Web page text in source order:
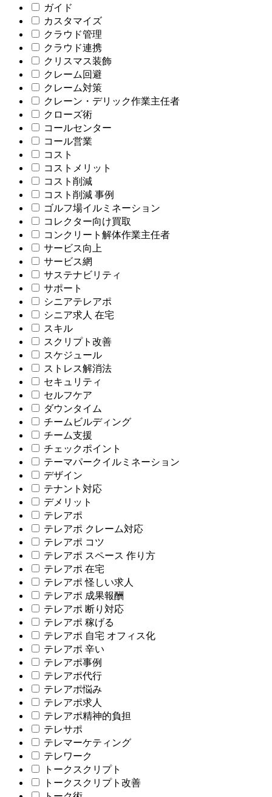
ガイド
カスタマイズ
クラウド管理
クラウド連携
クリスマス装飾
クレーム回避
クレーム対策
クレーン・デリック作業主任者
クローズ術
コールセンター
コール営業
コスト
コストメリット
コスト削減
コスト削減 事例
ゴルフ場イルミネーション
コレクター向け買取
コンクリート解体作業主任者
サービス向上
サービス網
サステナビリティ
サポート
シニアテレアポ
シニア求人 在宅
スキル
スクリプト改善
スケジュール
ストレス解消法
セキュリティ
セルフケア
ダウンタイム
チームビルディング
チーム支援
チェックポイント
テーマパークイルミネーション
デザイン
テナント対応
デメリット
テレアポ
テレアポ クレーム対応
テレアポ コツ
テレアポ スペース 作り方
テレアポ 在宅
テレアポ 怪しい求人
テレアポ 成果報酬
テレアポ 断り対応
テレアポ 稼げる
テレアポ 自宅 オフィス化
テレアポ 辛い
テレアポ事例
テレアポ代行
テレアポ悩み
テレアポ求人
テレアポ精神的負担
テレサポ
テレマーケティング
テレワーク
トークスクリプト
トークスクリプト改善